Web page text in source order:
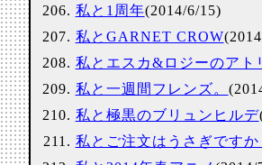
私と1周年(2014/6/15)
私とGARNET CROW
私とエスカ&ロジーのアト
私と一週間フレンズ。
私と極黒のブリュンヒルデ
私とご注文はうさぎですか